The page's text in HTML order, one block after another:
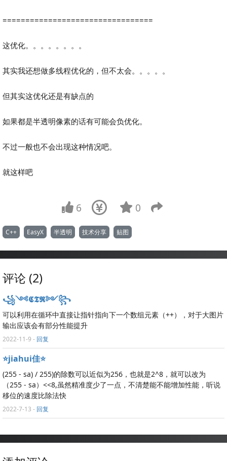
=================================
这优化。。。。。。。。
其实我还想做多线程优化的，但不太会。。。。。
但其实这优化还是有缺点的
如果都是半透明像素的话有可能会负优化。
不过一般也不会出现这种情况吧。
就这样吧
6 0
C++ EasyX 半透明 技术分享 贴图
评论 (2)
꧁༺𝕮𝕿𝕽༻꧂
可以利用在循环中直接让指针指向下一个数组元素（++），对于大图片
输出应该会有部分性能提升
2022-11-9 - 回复
⭐️jiahui佳⭐️
(255 - sa) / 255)的除数可以近似为256，也就是2^8，就可以改为
（255 - sa）<<8,虽然精准度少了一点，不清楚能不能增加性能，听说
移位的速度比除法快
2022-7-13 - 回复